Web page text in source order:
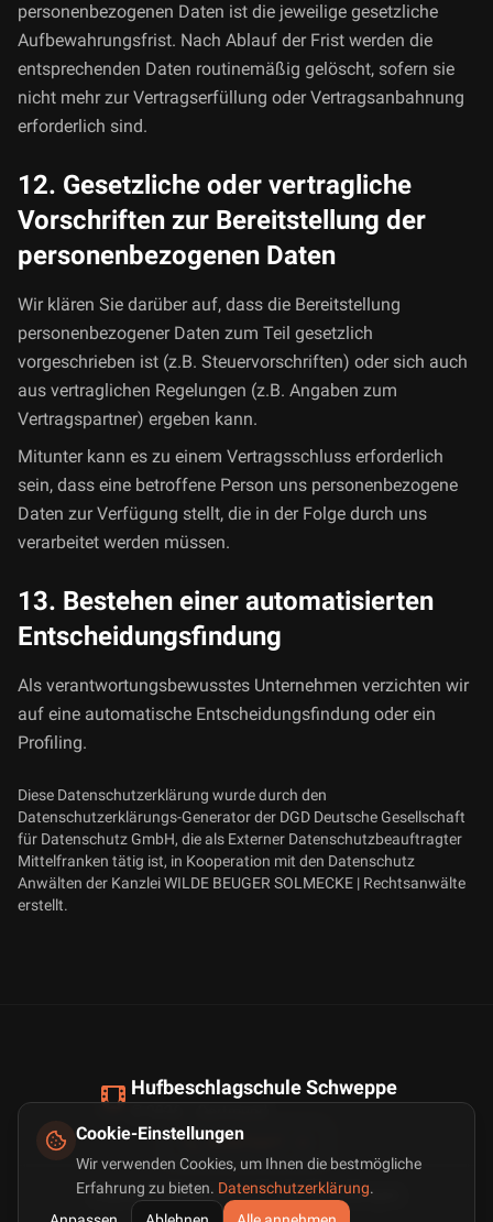
Cookie-Einstellungen
Wir verwenden Cookies, um Ihnen die bestmögliche
Erfahrung zu bieten. Datenschutzerklärung.
personenbezogenen Daten ist die jeweilige gesetzliche
Aufbewahrungsfrist. Nach Ablauf der Frist werden die
entsprechenden Daten routinemäßig gelöscht, sofern sie
nicht mehr zur Vertragserfüllung oder Vertragsanbahnung
erforderlich sind.
12. Gesetzliche oder vertragliche
Vorschriften zur Bereitstellung der
personenbezogenen Daten
Wir klären Sie darüber auf, dass die Bereitstellung
personenbezogener Daten zum Teil gesetzlich
vorgeschrieben ist (z.B. Steuervorschriften) oder sich auch
aus vertraglichen Regelungen (z.B. Angaben zum
Vertragspartner) ergeben kann.
Mitunter kann es zu einem Vertragsschluss erforderlich
sein, dass eine betroffene Person uns personenbezogene
Daten zur Verfügung stellt, die in der Folge durch uns
verarbeitet werden müssen.
13. Bestehen einer automatisierten
Entscheidungsfindung
Als verantwortungsbewusstes Unternehmen verzichten wir
auf eine automatische Entscheidungsfindung oder ein
Profiling.
Diese Datenschutzerklärung wurde durch den
Datenschutzerklärungs-Generator der DGD Deutsche Gesellschaft
für Datenschutz GmbH, die als Externer Datenschutzbeauftragter
Mittelfranken tätig ist, in Kooperation mit den Datenschutz
Anwälten der Kanzlei WILDE BEUGER SOLMECKE | Rechtsanwälte
erstellt.
Hufbeschlagschule Schweppe
KONTAKT
ImpressumDatenschutzCookie-Einstellungen